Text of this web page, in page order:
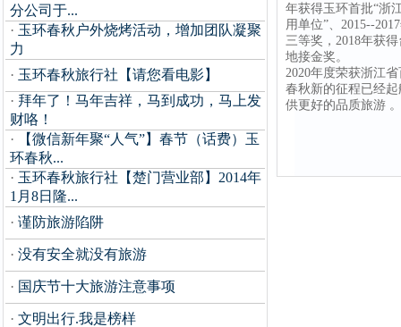
分公司于...
· 玉环春秋户外烧烤活动，增加团队凝聚
力
· 玉环春秋旅行社【请您看电影】
· 拜年了！马年吉祥，马到成功，马上发
财咯！
·
【微信新年聚“人气”】春节（话费）玉
环春秋...
· 玉环春秋旅行社【楚门营业部】2014年
1月8日隆...
· 谨防旅游陷阱
· 没有安全就没有旅游
· 国庆节十大旅游注意事项
· 文明出行.我是榜样
年获得玉环首批“浙
用单位”、2015--
三等奖，2018年获
地接金奖。
2020年度荣获浙江
春秋新的征程已经
供更好的品质旅游 。